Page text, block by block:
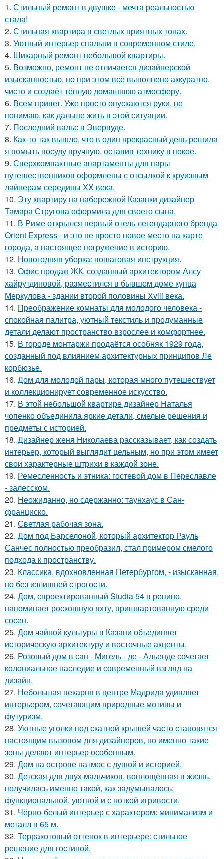
1. Стильный ремонт в двушке - мечта реальностью
стала!
2. Стильная квартира в светлых приятных тонах.
3. Уютный интерьер спальни в современном стиле.
4. Шикарный ремонт небольшой квартиры.
5. Возможно, ремонт не отличается дизайнерской
изысканностью, но при этом всё выполнено аккуратно,
чисто и создаёт тёплую домашнюю атмосферу.
6. Всем привет. Уже просто опускаются руки, не
понимаю, как дальше жить в этой ситуации.
7. Последний вальс в Эвервуде.
8. Как-то так вышло, что в один прекрасный день решила
я помыть посуду вручную, оставив технику в покое.
9. Сверхкомпактные апартаменты для пары
путешественников оформлены с отсылкой к круизным
лайнерам середины XX века.
10. Эту квартиру на набережной Казанки дизайнер
Тамара Стругова оформила для своего сына.
11. В Риме открылся первый отель легендарного бренда
Orient Express - и это не просто новое место на карте
города, а настоящее погружение в историю.
12. Новогодняя уборка: пошаговая инструкция.
13. Офис продаж ЖК, созданный архитектором Алсу
хайрутдиновой, разместился в бывшем доме купца
Меркулова - здании второй половины Xviii века.
14. Преображение комнаты для молодого человека -
спокойная палитра, уютный текстиль и продуманные
детали делают пространство взрослее и комфортнее.
15. В городе монтаржи продаётся особняк 1929 года,
созданный под влиянием архитектурных принципов Ле
корбюзье.
16. Дом для молодой пары, которая много путешествует
и коллекционирует современное искусство.
17. В этой небольшой квартире дизайнер Наталья
чопенко объединила яркие детали, смелые решения и
предметы с историей.
18. Дизайнер женя Николаева рассказывает, как создать
интерьер, который выглядит цельным, но при этом имеет
свои характерные штрихи в каждой зоне.
19. Ремесленность и этника: гостевой дом в Переславле
- залесском.
20. Неожиданно, но сдержанно: таунхаус в Сан-
франциско.
21. Светлая рабочая зона.
22. Дом под Барселоной, который архитектор Рауль
Санчес полностью преобразил, стал примером смелого
подхода к пространству.
23. Классика, вдохновленная Петербургом, - изысканная,
но без излишней строгости.
24. Дом, спроектированный Studia 54 в репино,
напоминает роскошную яхту, пришвартованную среди
сосен.
25. Дом чайной культуры в Казани объединяет
историческую архитектуру и восточные акценты.
26. Розовый дом в сан - Мигель - де - Альенде сочетает
колониальное наследие и современный взгляд на
дизайн.
27. Небольшая пекарня в центре Мадрида удивляет
интерьером, сочетающим природные мотивы и
футуризм.
28. Уютные уголки под скатной крышей часто становятся
настоящим вызовом для дизайнеров, но именно такие
зоны делают интерьер особенным.
29. Дом на острове патмос с душой и историей.
30. Детская для двух мальчиков, воплощённая в жизнь,
получилась именно такой, как задумывалось:
функциональной, уютной и с ноткой игривости.
31. Чёрно-белый интерьер с характером: минимализм и
металл в 65 м.
32. Терракотовый оттенок в интерьере: стильное
решение для гостиной.